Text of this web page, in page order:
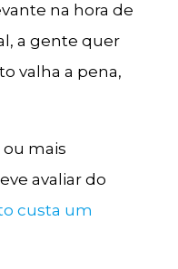
na hora de
a gente quer
valha a pena,
ou mais
avaliar do
custa um